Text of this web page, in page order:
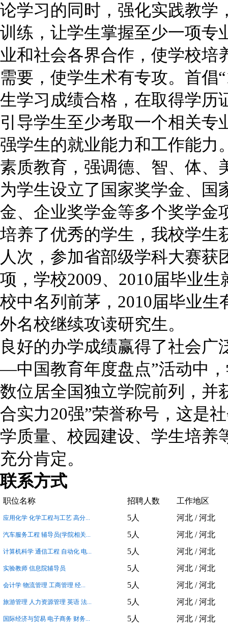
论学习的同时，强化实践教学
训练，让学生掌握至少一项专
业和社会各界合作，使学校培
需要，使学生术有专攻。首倡
生学习成绩合格，在取得学历
引导学生至少考取一个相关专
强学生的就业能力和工作能力
素质教育，强调德、智、体、
为学生设立了国家奖学金、国
金、企业奖学金等多个奖学金
培养了优秀的学生，我校学生
人次，参加省部级学科大赛获
项，学校2009、2010届毕业
校中名列前茅，2010届毕业生
外名校继续攻读研究生。
良好的办学成绩赢得了社会广
—中国教育年度盘点”活动中
数位居全国独立学院前列，并
合实力20强”荣誉称号，这是
学质量、校园建设、学生培养
充分肯定。
联系方式
职位名称 招聘人数 工作地区
应用化学 化学工程与工艺 高分... 5人 河北 / 河北
汽车服务工程 辅导员(学院相关... 5人 河北 / 河北
计算机科学 通信工程 自动化 电... 5人 河北 / 河北
实验教师 信息院辅导员 5人 河北 / 河北
会计学 物流管理 工商管理 经... 5人 河北 / 河北
旅游管理 人力资源管理 英语 法... 5人 河北 / 河北
国际经济与贸易 电子商务 财务... 5人 河北 / 河北